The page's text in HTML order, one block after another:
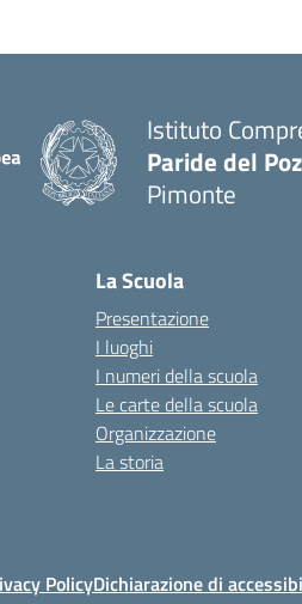
Istituto
Paride del
Pimonte
La Scuola
Presentazione
I luoghi
I numeri della scuola
Le carte della scuola
Organizzazione
La storia
PolicyDichiarazione di